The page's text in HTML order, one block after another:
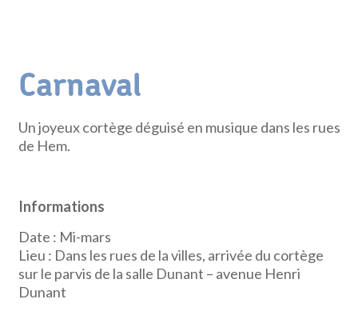
Carnaval
Un joyeux cortège déguisé en musique dans les rues
de Hem.
Informations
Date : Mi-mars
Lieu : Dans les rues de la villes, arrivée du cortège
sur le parvis de la salle Dunant – avenue Henri
Dunant